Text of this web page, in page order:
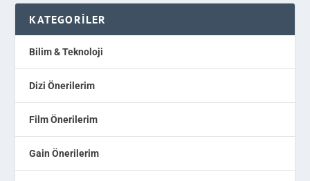
KATEGORILER
Bilim & Teknoloji
Dizi Önerilerim
Film Önerilerim
Gain Önerilerim